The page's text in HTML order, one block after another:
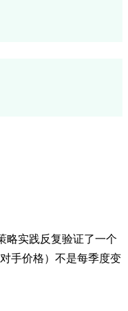
略实践反复验证了一个
对手价格）不是每季度变